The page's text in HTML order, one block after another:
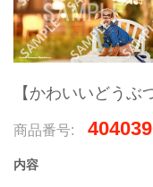
【かわいいどう
商品番号:
内容